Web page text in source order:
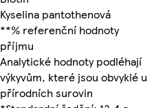
Kyselina pantothenová
**% referenční hodnoty
příjmu
Analytické hodnoty podléhají
výkyvům, které jsou obvyklé u
přírodních surovin